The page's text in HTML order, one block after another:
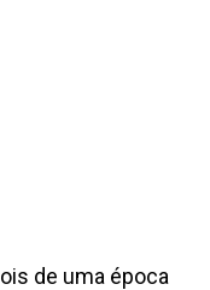
de uma época